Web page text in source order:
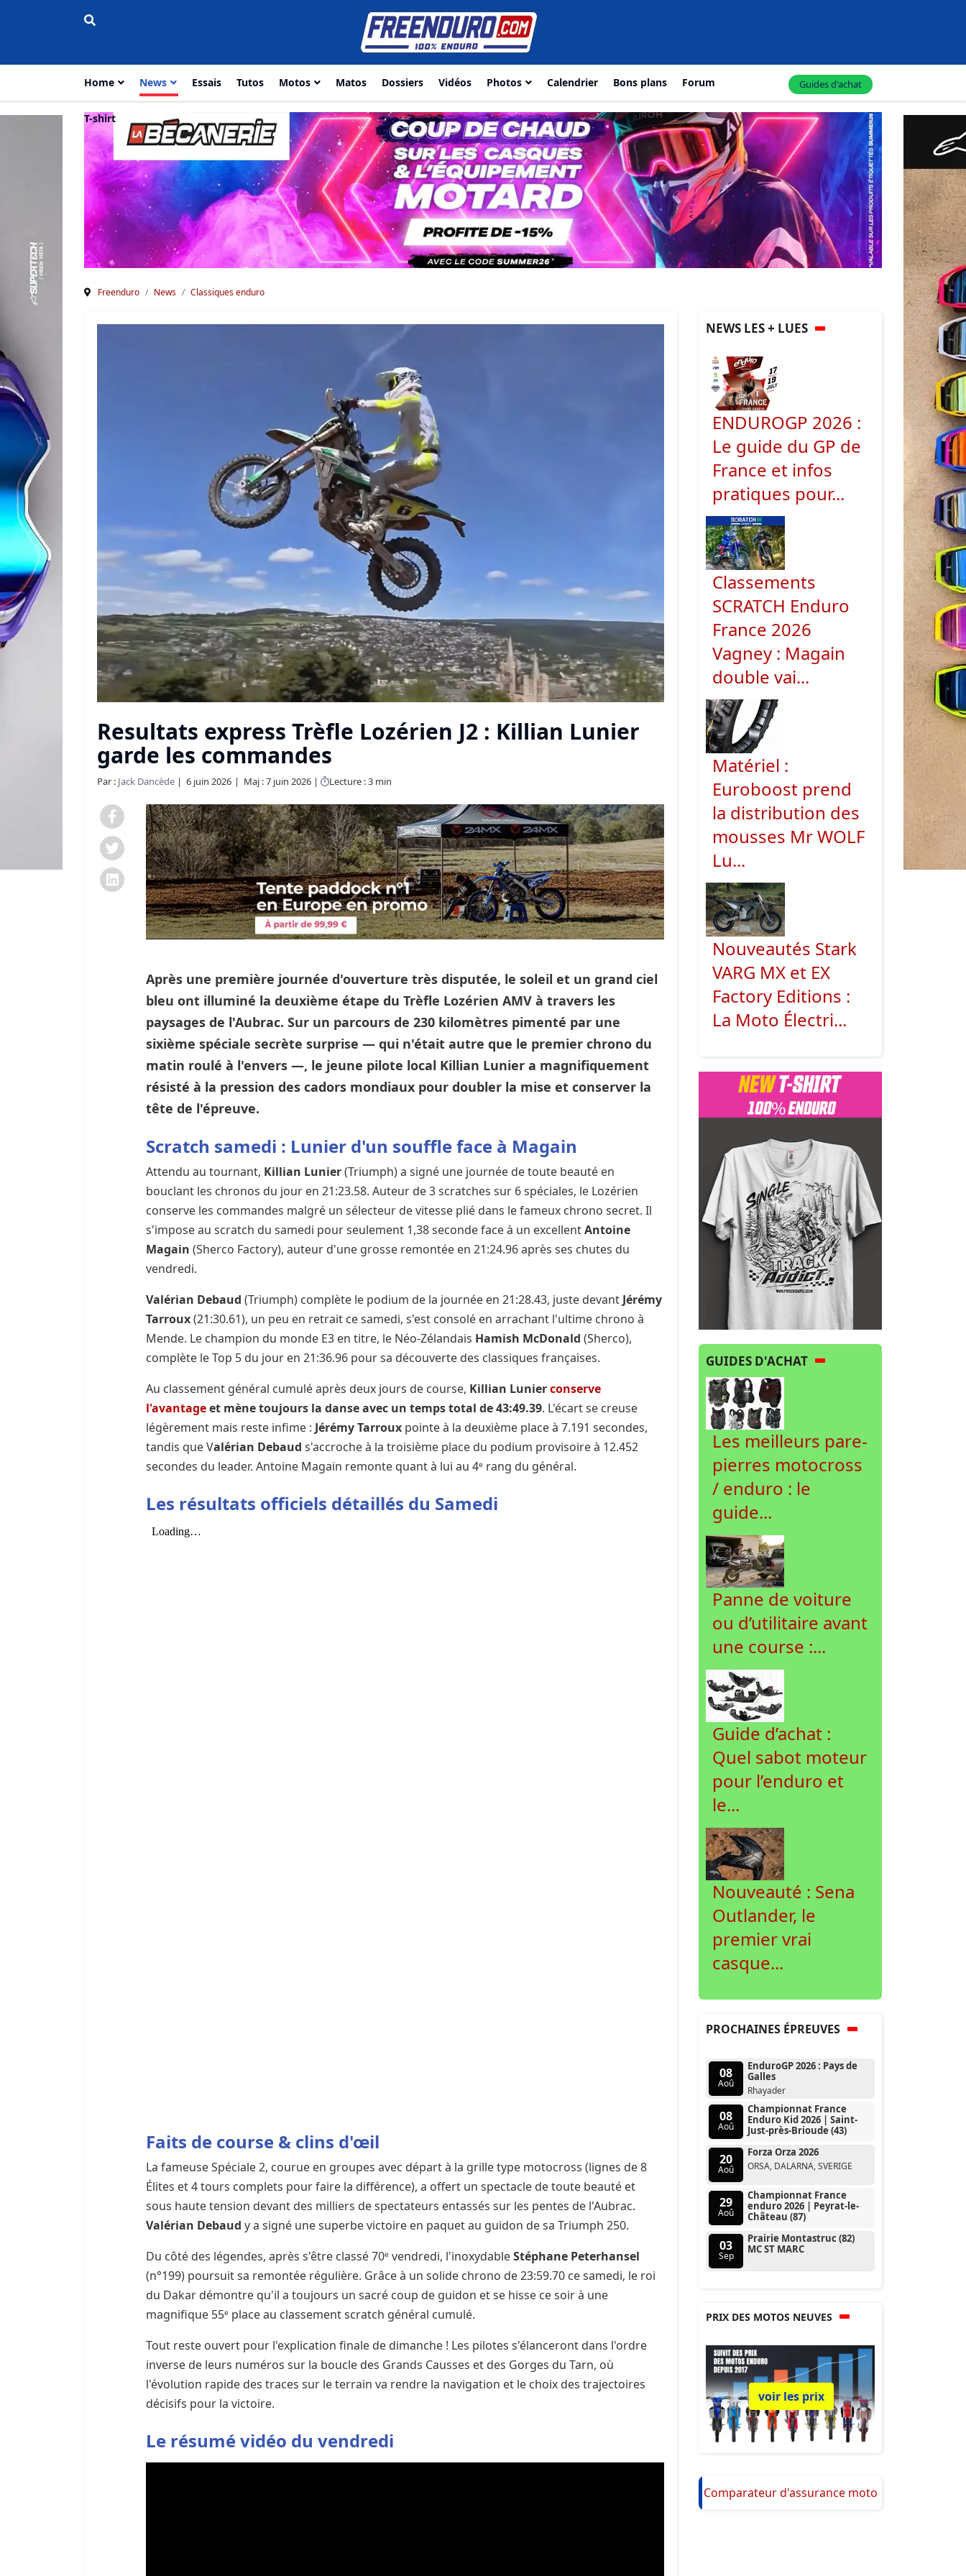
Home News Essais Tutos Motos Matos Dossiers Vidéos Photos Calendrier Bons plans Forum
T-shirt
Guides d'achat
Freenduro News Classiques enduro
Resultats express Trèfle Lozérien J2 : Killian Lunier
garde les commandes
Par : Jack Dancède 6 juin 2026 Maj : 7 juin 2026 Lecture : 3 min
Après une première journée d'ouverture très disputée, le soleil et un grand ciel
bleu ont illuminé la deuxième étape du Trèfle Lozérien AMV à travers les
paysages de l'Aubrac. Sur un parcours de 230 kilomètres pimenté par une
sixième spéciale secrète surprise — qui n'était autre que le premier chrono du
matin roulé à l'envers —, le jeune pilote local Killian Lunier a magnifiquement
résisté à la pression des cadors mondiaux pour doubler la mise et conserver la
tête de l'épreuve.
Scratch samedi : Lunier d'un souffle face à Magain
Attendu au tournant, Killian Lunier(Triumph) a signé une journée de toute beauté en
bouclant les chronos du jour en 21:23.58. Auteur de 3 scratches sur 6 spéciales, le Lozérien
conserve les commandes malgré un sélecteur de vitesse plié dans le fameux chrono secret. Il
s'impose au scratch du samedi pour seulement 1,38 seconde face à un excellentAntoine
Magain (Sherco Factory), auteur d'une grosse remontée en 21:24.96 après ses chutes du
vendredi.
Valérian Debaud (Triumph) complète le podium de la journée en 21:28.43, juste devant Jérémy
Tarroux(21:30.61), un peu en retrait ce samedi, s'est consolé en arrachant l'ultime chrono à
Mende. Le champion du monde E3 en titre, le Néo-Zélandais Hamish McDonald (Sherco),
complète le Top 5 du jour en 21:36.96 pour sa découverte des classiques françaises.
Au classement général cumulé après deux jours de course, Killian Lunierconserve
l'avantageet mène toujours la danse avec un temps total de 43:49.39. L'écart se creuse
légèrement mais reste infime : Jérémy Tarroux pointe à la deuxième place à 7.191 secondes,
tandis que Valérian Debaud s'accroche à la troisième place du podium provisoire à 12.452
secondes du leader. Antoine Magain remonte quant à lui au 4ᵉ rang du général.
Les résultats officiels détaillés du Samedi
Faits de course & clins d'œil
La fameuse Spéciale 2, courue en groupes avec départ à la grille type motocross (lignes de 8
Élites et 4 tours complets pour faire la différence), a offert un spectacle de toute beauté et
sous haute tension devant des milliers de spectateurs entassés sur les pentes de l'Aubrac.
Valérian Debaud y a signé une superbe victoire en paquet au guidon de sa Triumph 250.
Du côté des légendes, après s'être classé 70ᵉ vendredi, l'inoxydableStéphane Peterhansel
(n°199) poursuit sa remontée régulière. Grâce à un solide chrono de 23:59.70 ce samedi, le roi
du Dakar démontre qu'il a toujours un sacré coup de guidon et se hisse ce soir à une
magnifique 55ᵉ place au classement scratch général cumulé.
Tout reste ouvert pour l'explication finale de dimanche ! Les pilotes s'élanceront dans l'ordre
inverse de leurs numéros sur la boucle des Grands Causses et des Gorges du Tarn, où
l'évolution rapide des traces sur le terrain va rendre la navigation et le choix des trajectoires
décisifs pour la victoire.
Le résumé vidéo du vendredi
NEWS LES + LUES
ENDUROGP 2026 :
Le guide du GP de
France et infos
pratiques pour...
Classements
SCRATCH Enduro
France 2026
Vagney : Magain
double vai...
Matériel :
Euroboost prend
la distribution des
mousses Mr WOLF
Lu...
Nouveautés Stark
VARG MX et EX
Factory Editions :
La Moto Électri...
GUIDES D'ACHAT
Les meilleurs pare-
pierres motocross
/ enduro : le
guide...
Panne de voiture
ou d’utilitaire avant
une course :...
Guide d’achat :
Quel sabot moteur
pour l’enduro et
le...
Nouveauté : Sena
Outlander, le
premier vrai
casque...
PROCHAINES ÉPREUVES
08
Aoû
EnduroGP 2026 : Pays de
Galles
Rhayader
08
Aoû
Championnat France
Enduro Kid 2026 | Saint-
Just-près-Brioude (43)
20
Aoû
Forza Orza 2026
ORSA, DALARNA, SVERIGE
29
Aoû
Championnat France
enduro 2026 | Peyrat-le-
Château (87)
03
Sep
Prairie Montastruc (82)
MC ST MARC
PRIX DES MOTOS NEUVES
voir les prix
Comparateur d'assurance moto